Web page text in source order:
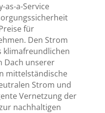
as-a-Service
für
Den Strom
klimafreundlichen
Dach unserer
mittelständische
Strom und
Vernetzung der
nachhaltigen